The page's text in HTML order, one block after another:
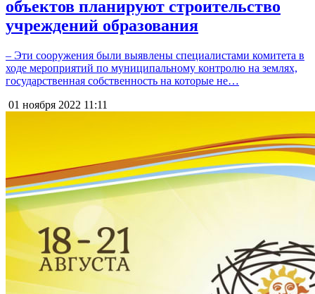
объектов планируют строительство
учреждений образования
– Эти сооружения были выявлены специалистами комитета в
ходе мероприятий по муниципальному контролю на землях,
государственная собственность на которые не…
01 ноября 2022 11:11